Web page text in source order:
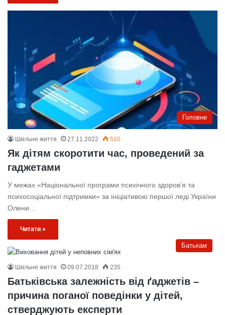
Головне
Шкільне життя 27.11.2022 510
Як дітям скоротити час, проведений за
гаджетами
У межах «Національної програми психічного здоров’я та
психосоціальної підтримки» за ініціативою першої леді України
Олени…
Читати »
Батькам
Шкільне життя 09.07.2018 235
Батьківська залежність від ґаджетів –
причина поганої поведінки у дітей,
стверджують експерти